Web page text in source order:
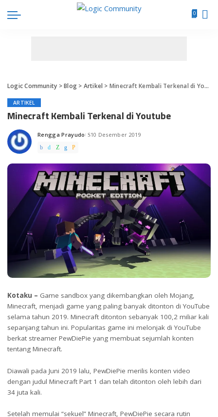
0
Logic Community >Blog> Artikel > Minecraft Kembali Terkenal di Youtube
ARTIKEL
Minecraft Kembali Terkenal di Youtube
Posted
by
Rengga Prayudo 10 Desember 2019
Kotaku – Game sandbox yang dikembangkan oleh Mojang,
Minecraft, menjadi game yang paling banyak ditonton di YouTube
selama tahun 2019. Minecraft ditonton sebanyak 100,2 miliar kali
sepanjang tahun ini. Popularitas game ini melonjak di YouTube
berkat streamer PewDiePie yang membuat sejumlah konten
tentang Minecraft.
Diawali pada Juni 2019 lalu, PewDiePie merilis konten video
dengan judul Minecraft Part 1 dan telah ditonton oleh lebih dari
34 juta kali.
Setelah memulai “sekuel” Minecraft, PewDiePie secara rutin